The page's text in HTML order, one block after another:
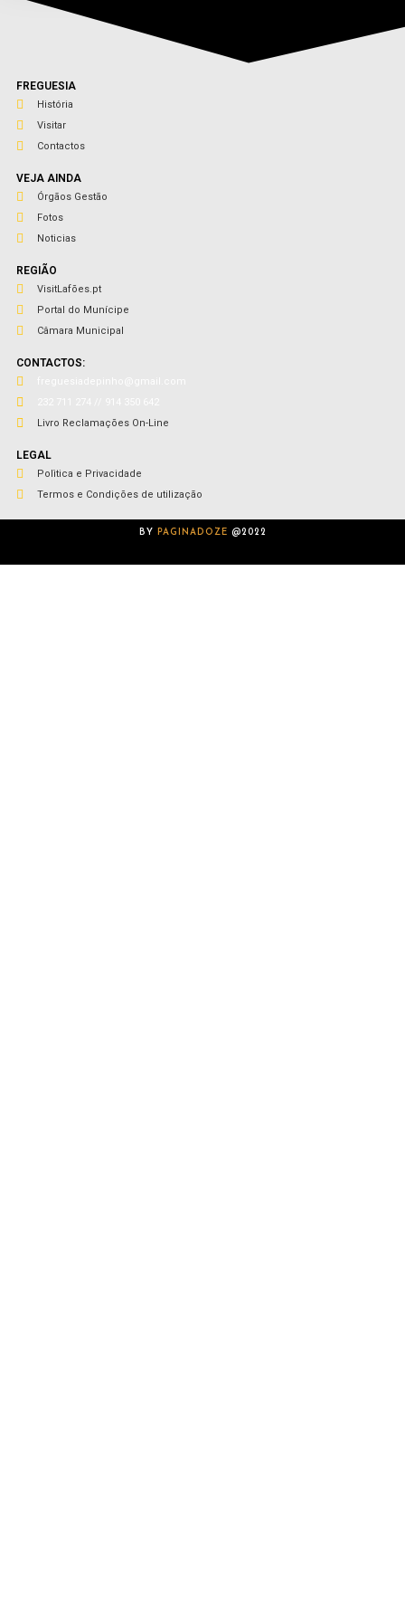
FREGUESIA
História
Visitar
Contactos
VEJA AINDA
Órgãos Gestão
Fotos
Noticias
REGIÃO
VisitLafões.pt
Portal do Munícipe
Câmara Municipal
CONTACTOS:
Livro Reclamações On-Line
LEGAL
Polìtica e Privacidade
Termos e Condições de utilização
BY PAGINADOZE @2022